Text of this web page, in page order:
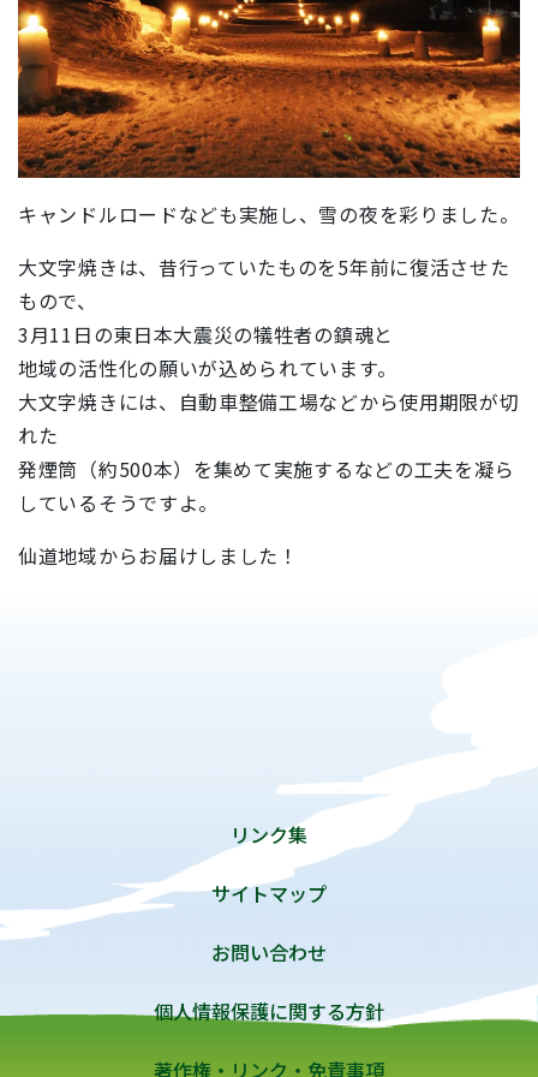
キャンドルロードなども実施し、雪の夜を彩りました。
大文字焼きは、昔行っていたものを5年前に復活させた
もので、
3月11日の東日本大震災の犠牲者の鎮魂と
地域の活性化の願いが込められています。
大文字焼きには、自動車整備工場などから使用期限が切
れた
発煙筒（約500本）を集めて実施するなどの工夫を凝ら
しているそうですよ。
仙道地域からお届けしました！
リンク集
サイトマップ
お問い合わせ
個人情報保護に関する方針
著作権・リンク・免責事項